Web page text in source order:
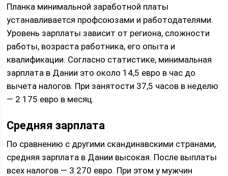
Планка минимальной заработной платы
устанавливается профсоюзами и работодателями.
Уровень зарплаты зависит от региона, сложности
работы, возраста работника, его опыта и
квалификации. Согласно статистике, минимальная
зарплата в Дании это около 14,5 евро в час до
вычета налогов. При занятости 37,5 часов в неделю
— 2 175 евро в месяц.
Средняя зарплата
По сравнению с другими скандинавскими странами,
средняя зарплата в Дании высокая. После выплаты
всех налогов — 3 270 евро. При этом у мужчин